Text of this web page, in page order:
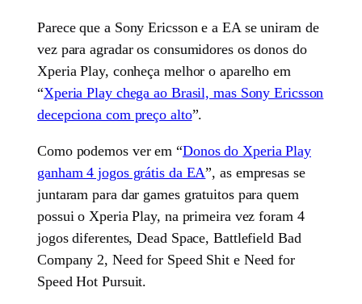
Parece que a Sony Ericsson e a EA se uniram de
vez para agradar os consumidores os donos do
Xperia Play, conheça melhor o aparelho em
“Xperia Play chega ao Brasil, mas Sony Ericsson
decepciona com preço alto”.
Como podemos ver em “Donos do Xperia Play
ganham 4 jogos grátis da EA”, as empresas se
juntaram para dar games gratuitos para quem
possui o Xperia Play, na primeira vez foram 4
jogos diferentes, Dead Space, Battlefield Bad
Company 2, Need for Speed Shit e Need for
Speed Hot Pursuit.